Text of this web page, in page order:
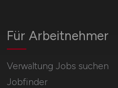
Für Arbeitnehmer
Verwaltung Jobs suchen
Jobfinder